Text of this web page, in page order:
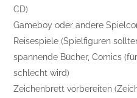
CD)
Gameboy oder andere
Reisespiele (Spielfiguren
spannende Bücher, Comics
schlecht wird)
Zeichenbrett vorbereiten